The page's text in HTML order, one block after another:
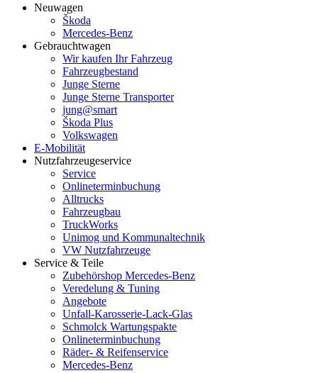
Neuwagen
Škoda
Mercedes-Benz
Gebrauchtwagen
Wir kaufen Ihr Fahrzeug
Fahrzeugbestand
Junge Sterne
Junge Sterne Transporter
jung@smart
Škoda Plus
Volkswagen
E-Mobilität
Nutzfahrzeugeservice
Service
Onlineterminbuchung
Alltrucks
Fahrzeugbau
TruckWorks
Unimog und Kommunaltechnik
VW Nutzfahrzeuge
Service & Teile
Zubehörshop Mercedes-Benz
Veredelung & Tuning
Angebote
Unfall-Karosserie-Lack-Glas
Schmolck Wartungspakte
Onlineterminbuchung
Räder- & Reifenservice
Mercedes-Benz